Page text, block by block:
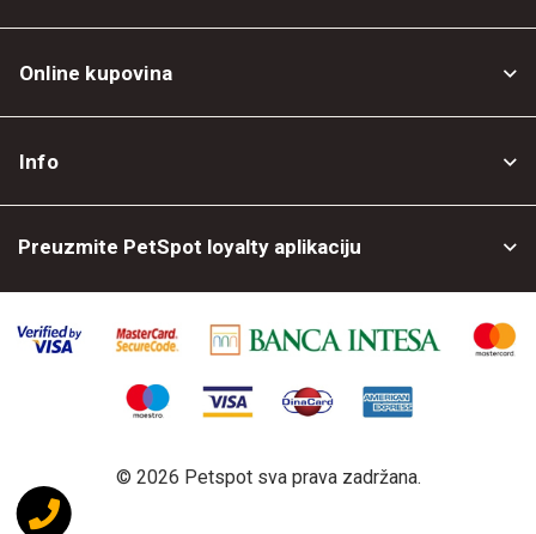
Online kupovina
Info
Preuzmite PetSpot loyalty aplikaciju
© 2026 Petspot sva prava zadržana.